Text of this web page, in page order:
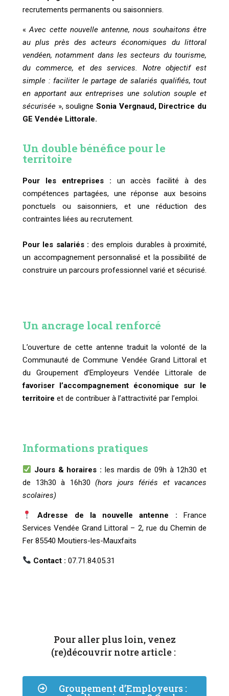
recrutements permanents ou saisonniers.
«Avec cette nouvelle antenne, nous souhaitons être
au plus près des acteurs économiques du littoral
vendéen, notamment dans les secteurs du tourisme,
du commerce, et des services. Notre objectif est
simple : faciliter le partage de salariés qualifiés, tout
en apportant aux entreprises une solution souple et
sécurisée », souligneSonia Vergnaud, Directrice du
GE Vendée Littorale.
Un double bénéfice pour le
territoire
Pour les entreprises : un accès facilité à des
compétences partagées, une réponse aux besoins
ponctuels ou saisonniers, et une réduction des
contraintes liées au recrutement.
Pour les salariés : des emplois durables à proximité,
un accompagnement personnalisé et la possibilité de
construire un parcours professionnel varié et sécurisé.
Un ancrage local renforcé
L’ouverture de cette antenne traduit la volonté de la
Communauté de Commune Vendée Grand Littoral et
du Groupement d’Employeurs Vendée Littorale de
favoriser l’accompagnement économique sur le
territoire et de contribuer à l’attractivité par l’emploi.
Informations pratiques
Jours & horaires : les mardis de 09h à 12h30 et
de 13h30 à 16h30 (hors jours fériés et vacances
scolaires)
Adresse de la nouvelle antenne : France
Services Vendée Grand Littoral – 2, rue du Chemin de
Fer 85540 Moutiers-les-Mauxfaits
Contact : 07.71.84.05.31
Pour aller plus loin, venez
(re)découvrir notre article :
Groupement d’Employeurs :